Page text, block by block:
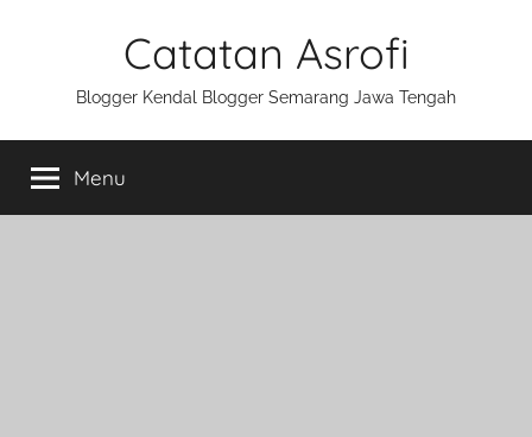
Catatan Asrofi
Blogger Kendal Blogger Semarang Jawa Tengah
Menu